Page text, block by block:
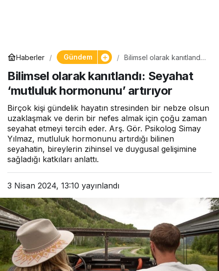
Haberler Gündem
Bilimsel olarak kanıtlandı:
hormonunu’ artırıyor
Bilimsel olarak kanıtlandı: Seyahat
‘mutluluk hormonunu’ artırıyor
Birçok kişi gündelik hayatın stresinden bir nebze olsun
uzaklaşmak ve derin bir nefes almak için çoğu zaman
seyahat etmeyi tercih eder. Arş. Gör. Psikolog Simay
Yılmaz, mutluluk hormonunu artırdığı bilinen
seyahatin, bireylerin zihinsel ve duygusal gelişimine
sağladığı katkıları anlattı.
3 Nisan 2024, 13:10 yayınlandı